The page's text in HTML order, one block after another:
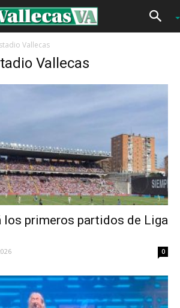
Vallecas
Vallecas
los primeros partidos de Liga
0